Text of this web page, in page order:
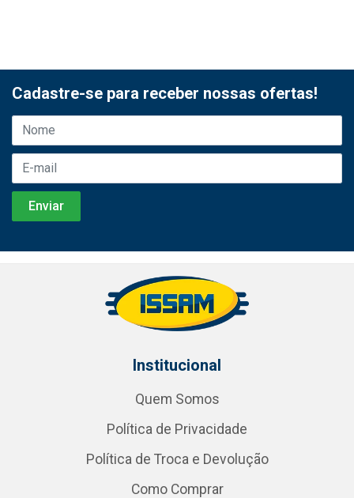
Cadastre-se para receber nossas ofertas!
Institucional
Quem Somos
Política de Privacidade
Política de Troca e Devolução
Como Comprar